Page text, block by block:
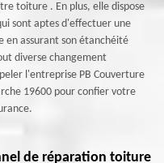
toiture . En plus, elle dispose
sont aptes d'effectuer une
en assurant son étanchéité
diverse changement
l'entreprise PB Couverture
19600 pour confier votre
de réparation toiture